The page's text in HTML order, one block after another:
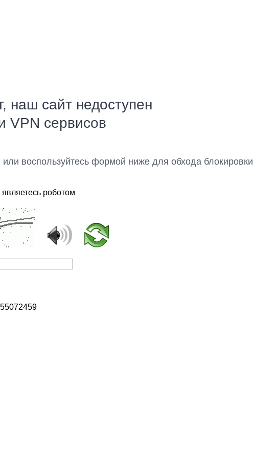
наш сайт недоступен
VPN сервисов
воспользуйтесь формой ниже для обхода блокировки
роботом